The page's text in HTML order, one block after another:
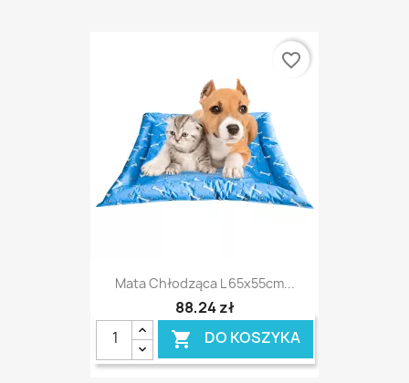
Mata Chłodząca L 65x55cm...
88,24 zł
 DO KOSZYKA
favorite_border